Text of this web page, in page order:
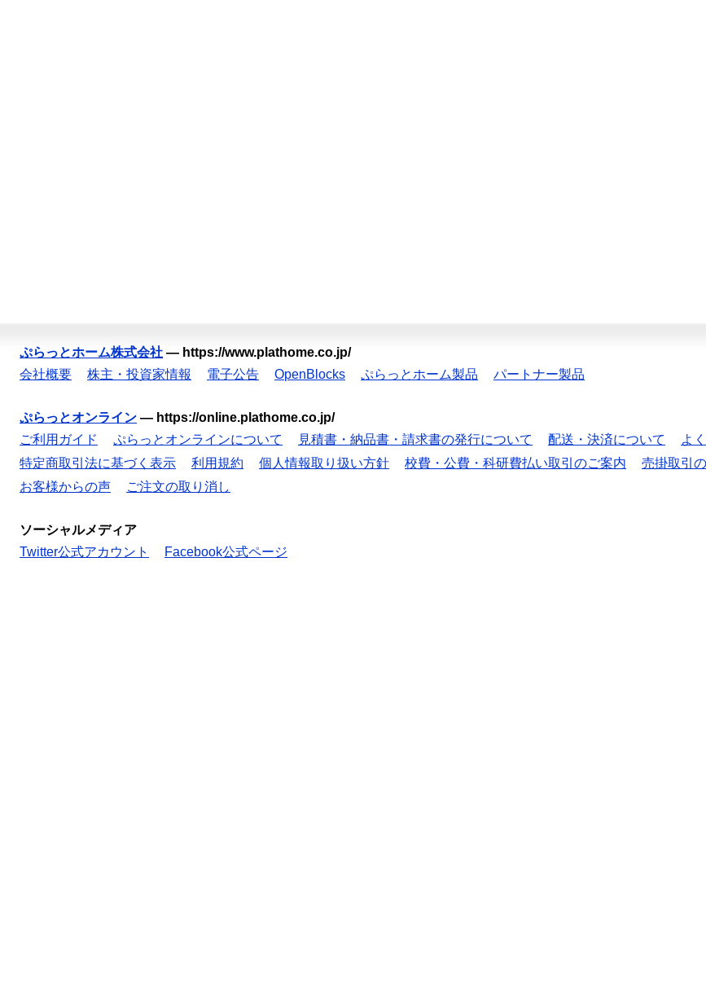
ぷらっとホーム株式会社 — https://www.plathome.co.jp/
会社概要
株主・投資家情報 電子公告 OpenBlocks ぷらっとホーム製品 パートナー製品
ぷらっとオンライン — https://online.plathome.co.jp/
ご利用ガイド
ぷらっとオンラインについて 見積書・納品書・請求書の発行について 配送・決済について
よ
特定商取引法に基づく表示
利用規約 個人情報取り扱い方針 校費・公費・科研費払い取引のご案内 売掛取引
お客様からの声
ご注文の取り消し
ソーシャルメディア
Twitter公式アカウント
Facebook公式ページ